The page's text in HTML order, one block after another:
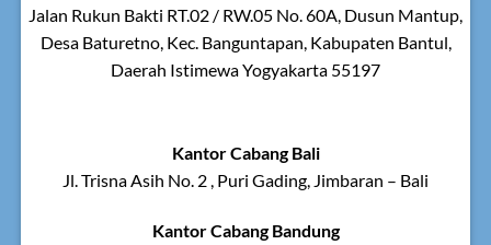
Jalan Rukun Bakti RT.02 / RW.05 No. 60A, Dusun Mantup,
Desa Baturetno, Kec. Banguntapan, Kabupaten Bantul,
Daerah Istimewa Yogyakarta 55197
Kantor Cabang Bali
Jl. Trisna Asih No. 2 , Puri Gading, Jimbaran – Bali
Kantor Cabang Bandung